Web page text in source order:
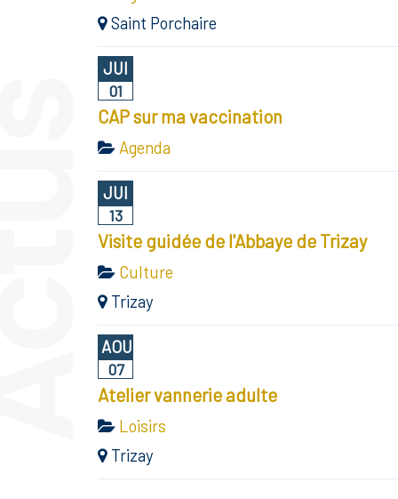
Saint Porchaire
JUI
01
CAP sur ma vaccination
Agenda
JUI
13
Visite guidée de l'Abbaye de Trizay
Culture
Trizay
AOU
07
Atelier vannerie adulte
Loisirs
Trizay